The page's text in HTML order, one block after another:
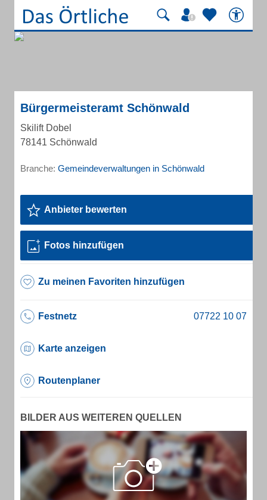
Bürgermeisteramt Schönwald
Skilift Dobel
78141 Schönwald
Branche: Gemeindeverwaltungen in Schönwald
Anbieter bewerten
Fotos hinzufügen
Zu meinen Favoriten hinzufügen
Festnetz
Karte anzeigen
Routenplaner
BILDER AUS WEITEREN QUELLEN